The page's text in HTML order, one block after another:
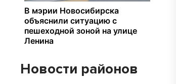
Новости районов